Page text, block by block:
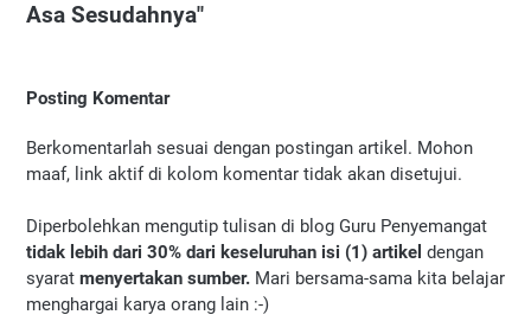
Asa Sesudahnya"
Posting Komentar
Berkomentarlah sesuai dengan postingan artikel. Mohon
maaf, link aktif di kolom komentar tidak akan disetujui.
Diperbolehkan mengutip tulisan di blog Guru Penyemangat
tidak lebih dari 30% dari keseluruhan isi (1) artikel dengan
syarat menyertakan sumber. Mari bersama-sama kita belajar
menghargai karya orang lain :-)